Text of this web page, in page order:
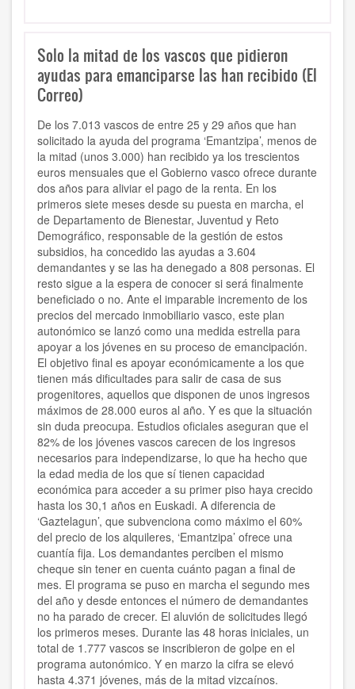
Solo la mitad de los vascos que pidieron
ayudas para emanciparse las han recibido (El
Correo)
De los 7.013 vascos de entre 25 y 29 años que han
solicitado la ayuda del programa ‘Emantzipa’, menos de
la mitad (unos 3.000) han recibido ya los trescientos
euros mensuales que el Gobierno vasco ofrece durante
dos años para aliviar el pago de la renta. En los
primeros siete meses desde su puesta en marcha, el
de Departamento de Bienestar, Juventud y Reto
Demográfico, responsable de la gestión de estos
subsidios, ha concedido las ayudas a 3.604
demandantes y se las ha denegado a 808 personas. El
resto sigue a la espera de conocer si será finalmente
beneficiado o no. Ante el imparable incremento de los
precios del mercado inmobiliario vasco, este plan
autonómico se lanzó como una medida estrella para
apoyar a los jóvenes en su proceso de emancipación.
El objetivo final es apoyar económicamente a los que
tienen más dificultades para salir de casa de sus
progenitores, aquellos que disponen de unos ingresos
máximos de 28.000 euros al año. Y es que la situación
sin duda preocupa. Estudios oficiales aseguran que el
82% de los jóvenes vascos carecen de los ingresos
necesarios para independizarse, lo que ha hecho que
la edad media de los que sí tienen capacidad
económica para acceder a su primer piso haya crecido
hasta los 30,1 años en Euskadi. A diferencia de
‘Gaztelagun’, que subvenciona como máximo el 60%
del precio de los alquileres, ‘Emantzipa’ ofrece una
cuantía fija. Los demandantes perciben el mismo
cheque sin tener en cuenta cuánto pagan a final de
mes. El programa se puso en marcha el segundo mes
del año y desde entonces el número de demandantes
no ha parado de crecer. El aluvión de solicitudes llegó
los primeros meses. Durante las 48 horas iniciales, un
total de 1.777 vascos se inscribieron de golpe en el
programa autonómico. Y en marzo la cifra se elevó
hasta 4.371 jóvenes, más de la mitad vizcaínos.